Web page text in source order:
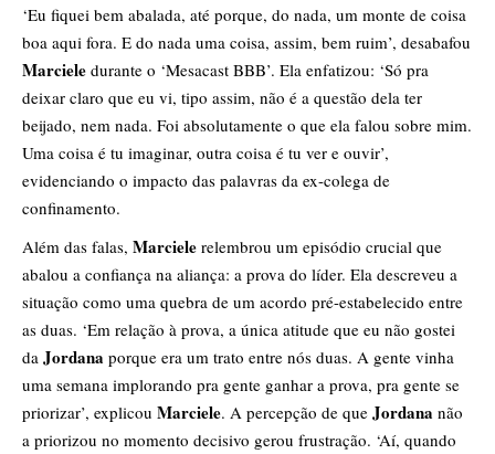
‘Eu fiquei bem abalada, até porque, do nada, um monte de coisa
boa aqui fora. E do nada uma coisa, assim, bem ruim’, desabafou
Marciele durante o ‘Mesacast BBB’. Ela enfatizou: ‘Só pra
deixar claro que eu vi, tipo assim, não é a questão dela ter
beijado, nem nada. Foi absolutamente o que ela falou sobre mim.
Uma coisa é tu imaginar, outra coisa é tu ver e ouvir’,
evidenciando o impacto das palavras da ex-colega de
confinamento.
Além das falas, Marciele relembrou um episódio crucial que
abalou a confiança na aliança: a prova do líder. Ela descreveu a
situação como uma quebra de um acordo pré-estabelecido entre
as duas. ‘Em relação à prova, a única atitude que eu não gostei
da Jordana porque era um trato entre nós duas. A gente vinha
uma semana implorando pra gente ganhar a prova, pra gente se
priorizar’, explicou Marciele. A percepção de que Jordana não
a priorizou no momento decisivo gerou frustração. ‘Aí, quando